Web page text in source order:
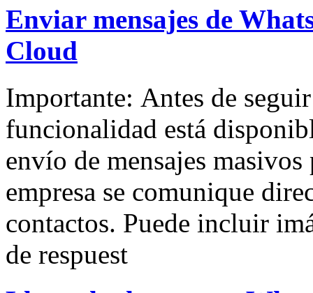
Enviar mensajes de
Cloud
Importante: Antes de
funcionalidad está
envío de mensajes
empresa se comunique
contactos. Puede incluir
de respuest